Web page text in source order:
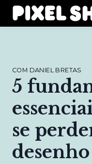
COM DANIEL BRETAS
5
se
desenho